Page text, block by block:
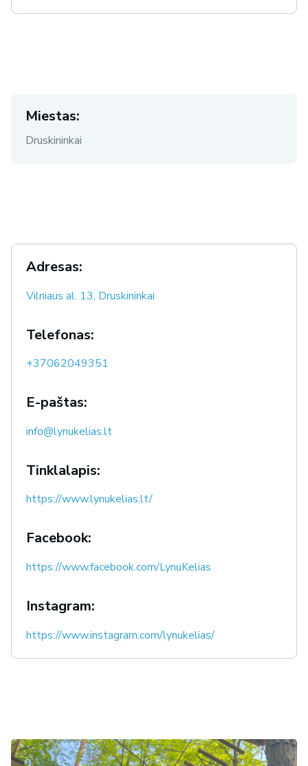
Miestas:
Druskininkai
Adresas:
Vilniaus al. 13, Druskininkai
Telefonas:
+37062049351
E-paštas:
info@lynukelias.lt
Tinklalapis:
https://www.lynukelias.lt/
Facebook:
https://www.facebook.com/LynuKelias
Instagram:
https://www.instagram.com/lynukelias/